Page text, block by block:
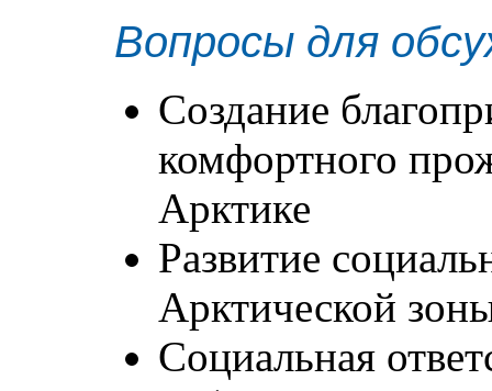
Вопросы для
Создание
комфортного
Арктике
Развитие
Арктической
Социальная